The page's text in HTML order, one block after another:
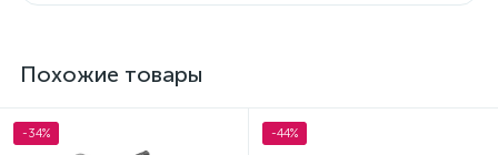
Похожие товары
-34% -44%